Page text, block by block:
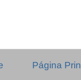
Página